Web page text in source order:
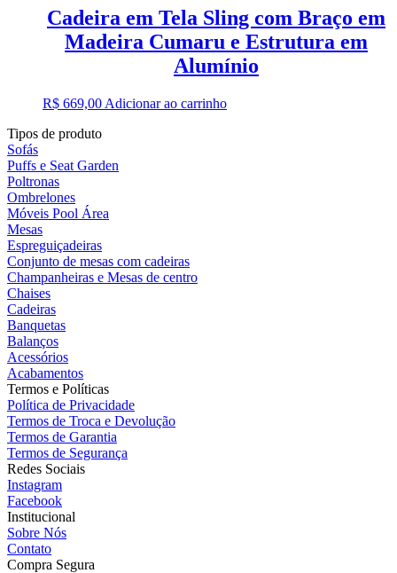
Cadeira em Tela Sling com Braço em
Madeira Cumaru e Estrutura em
Alumínio
R$ 669,00 Adicionar ao carrinho
Tipos de produto
Sofás
Puffs e Seat Garden
Poltronas
Ombrelones
Móveis Pool Área
Mesas
Espreguiçadeiras
Conjunto de mesas com cadeiras
Champanheiras e Mesas de centro
Chaises
Cadeiras
Banquetas
Balanços
Acessórios
Acabamentos
Termos e Políticas
Política de Privacidade
Termos de Troca e Devolução
Termos de Garantia
Termos de Segurança
Redes Sociais
Instagram
Facebook
Institucional
Sobre Nós
Contato
Compra Segura